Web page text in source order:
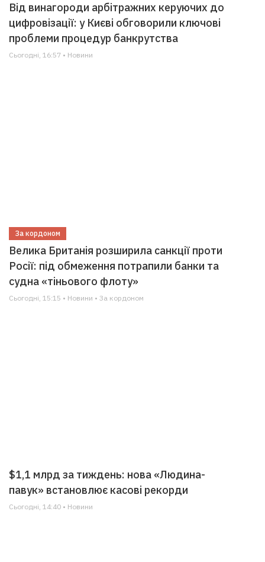
Від винагороди арбітражних керуючих до
цифровізації: у Києві обговорили ключові
проблеми процедур банкрутства
Сьогодні, 16:57 • Новини
За кордоном
Велика Британія розширила санкції проти
Росії: під обмеження потрапили банки та
судна «тіньового флоту»
Сьогодні, 15:15 • Новини • За кордоном
$1,1 млрд за тиждень: нова «Людина-
павук» встановлює касові рекорди
Сьогодні, 14:40 • Новини